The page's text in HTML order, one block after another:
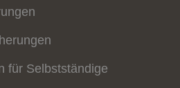
für Selbstständige